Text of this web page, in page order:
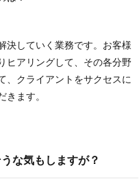
決していく業務です。お客様
ヒアリングして、その各分野
、クライアントをサクセスに
きます。
な気もしますが？